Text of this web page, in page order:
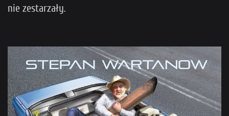
nie zestarzały.